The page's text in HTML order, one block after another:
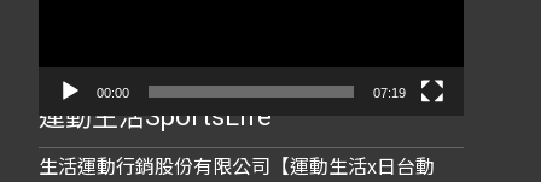
00:00 07:19
運動生活SportsLife
生活運動行銷股份有限公司【運動生活x日台動